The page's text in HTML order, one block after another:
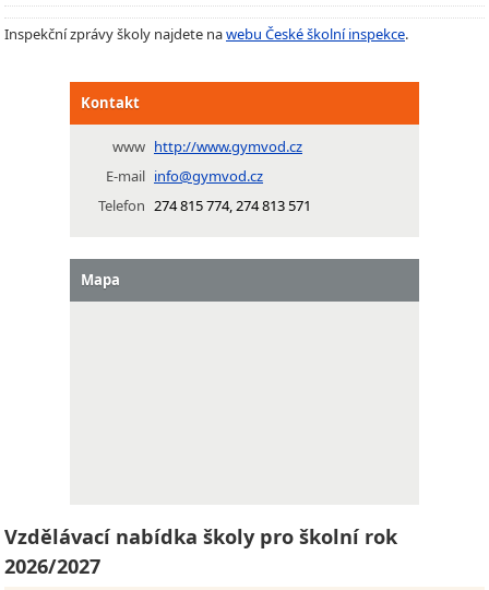
Inspekční zprávy školy najdete nawebu České školní inspekce.
Kontakt
www http://www.gymvod.cz
E-mail info@gymvod.cz
Telefon 274 815 774, 274 813 571
Mapa
Vzdělávací nabídka školy pro školní rok
2026/2027